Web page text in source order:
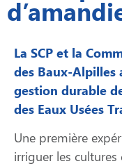
La SCP et la
des Baux-Alpilles
gestion durable
des Eaux Usées
Une première
irriguer les cultures